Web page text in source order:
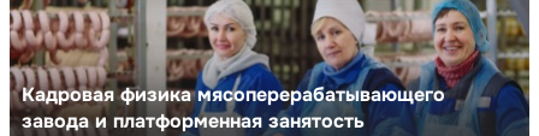
Кадровая физика мясоперерабатывающего
завода и платформенная занятость